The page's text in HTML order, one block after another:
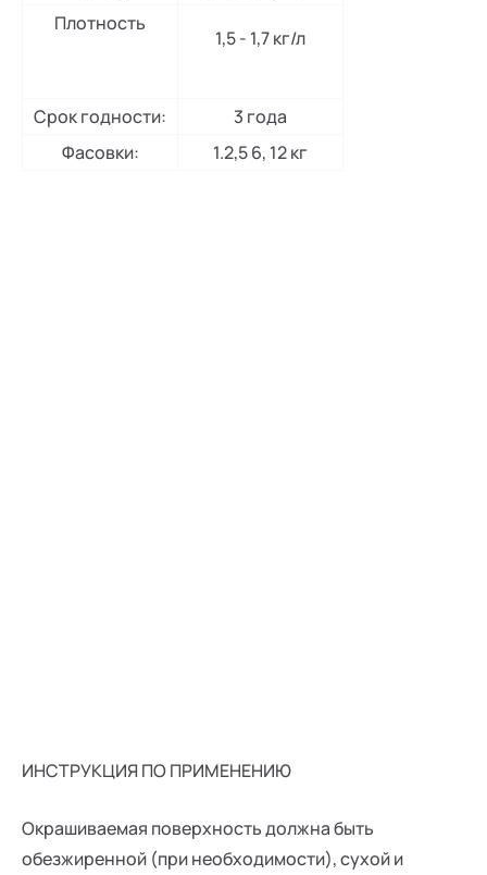
Плотность
1,5 - 1,7 кг/л
Срок годности:
3 года
Фасовки:
1.2,5 6, 12 кг
ИНСТРУКЦИЯ ПО ПРИМЕНЕНИЮ
Окрашиваемая поверхность должна быть
обезжиренной (при необходимости), сухой и